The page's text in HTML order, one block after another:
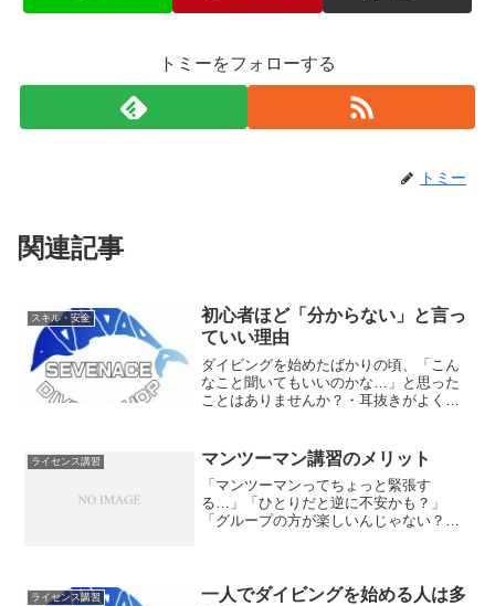
トミーをフォローする
トミー
関連記事
スキル・安全
初心者ほど「分からない」と言っ
ていい理由
ダイビングを始めたばかりの頃、「こん
なこと聞いてもいいのかな…」と思った
ことはありませんか？・耳抜きがよく分
問は、初心者なら誰もが感じることで
す。
ライセンス講習 マンツーマン講習のメリット
「マンツーマンってちょっと緊張す
る…」「ひとりだと逆に不安かも？」
「グループの方が楽しいんじゃない？」
ストラクターとして本音を言うと...
ライセンス講習
一人でダイビングを始める人は多